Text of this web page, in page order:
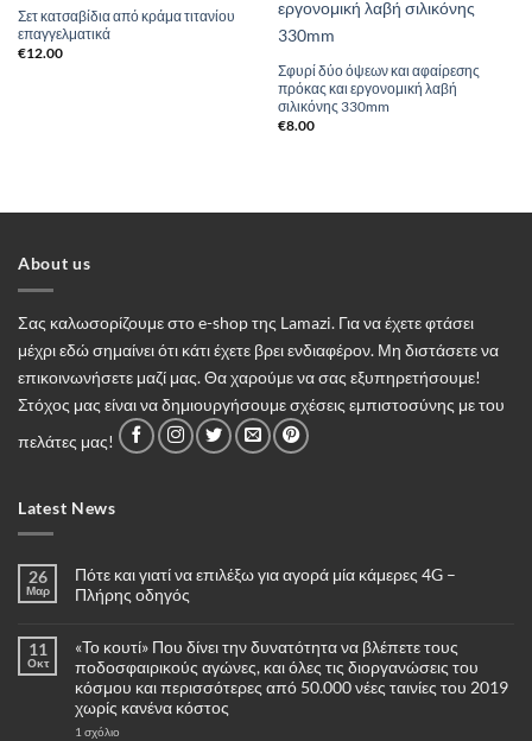
Wishlist
Σετ κατσαβίδια από κράμα τιτανίου
επαγγελματικά
€12.00
Wishlist
Σφυρί δύο όψεων και αφαίρεσης
πρόκας και εργονομική λαβή
σιλικόνης 330mm
€8.00
About us
Σας καλωσορίζουμε στο e-shop της Lamazi. Για να έχετε φτάσει
μέχρι εδώ σημαίνει ότι κάτι έχετε βρει ενδιαφέρον. Μη διστάσετε να
επικοινωνήσετε μαζί μας. Θα χαρούμε να σας εξυπηρετήσουμε!
Στόχος μας είναι να δημιουργήσουμε σχέσεις εμπιστοσύνης με του
πελάτες μας!
Latest News
26
Μαρ
Πότε και γιατί να επιλέξω για αγορά μία κάμερες 4G –
Πλήρης οδηγός
σχόλια
Πότε
και
γιατί
να
επιλέξω
11
Οκτ
«Το κουτί» Που δίνει την δυνατότητα να βλέπετε τους
ποδοσφαιρικούς αγώνες, και όλες τις διοργανώσεις του
κόσμου και περισσότερες από 50.000 νέες ταινίες του 2019
χωρίς κανένα κόστος
1 σχόλιο